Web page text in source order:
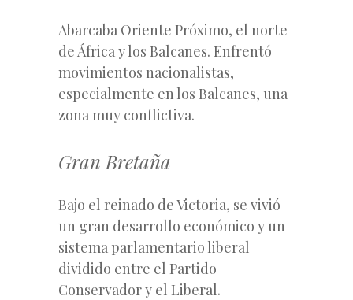
Abarcaba Oriente Próximo, el norte
de África y los Balcanes. Enfrentó
movimientos nacionalistas,
especialmente en los Balcanes, una
zona muy conflictiva.
Gran Bretaña
Bajo el reinado de Victoria, se vivió
un gran desarrollo económico y un
sistema parlamentario liberal
dividido entre el Partido
Conservador y el Liberal.